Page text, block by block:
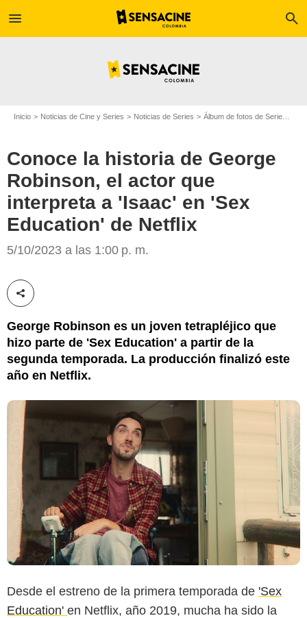
menu search
Inicio Noticias de Cine y Series Noticias de Series Álbum de fotos de Serie
Conoce la historia de George
Robinson, el actor que
interpreta a 'Isaac' en 'Sex
Education' de Netflix
5/10/2023 a las 1:00 p. m.
Compartir esta noticia
George Robinson es un joven tetrapléjico que
hizo parte de 'Sex Education' a partir de la
segunda temporada. La producción finalizó este
año en Netflix.
Desde el estreno de la primera temporada de 'Sex
Education' en Netflix, año 2019, mucha ha sido la